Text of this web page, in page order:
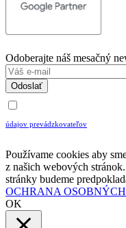
Odoberajte náš mesačný
Odoslať
údajov prevádzkovateľov
Používame cookies aby
z našich webových
stránky budeme
OCHRANA
OK